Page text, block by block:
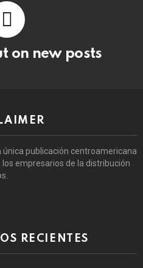
on new posts
publicación centroamericana
empresarios de la distribución
RECIENTES